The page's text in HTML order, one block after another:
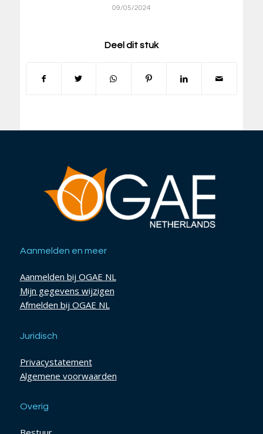
09/05/2024
Deel dit stuk
Aanmelden en meer
Aanmelden bij OGAE NL
Mijn gegevens wijzigen
Afmelden bij OGAE NL
Juridisch
Privacystatement
Algemene voorwaarden
Overig